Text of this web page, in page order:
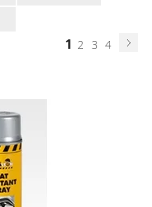
1 2 3 4